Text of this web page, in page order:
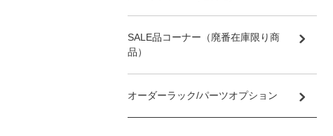
SALE品コーナー（廃番在庫限り商
品）
オーダーラック/パーツオプション